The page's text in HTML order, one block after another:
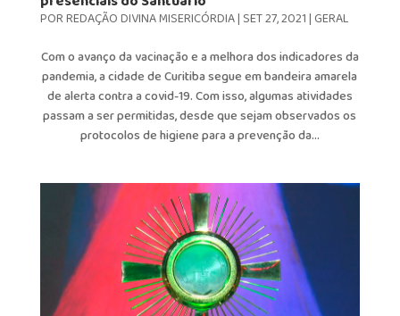
PORREDAÇÃO DIVINA MISERICÓRDIA| SET 27, 2021| GERAL
Com o avanço da vacinação e a melhora dos indicadores da
pandemia, a cidade de Curitiba segue em bandeira amarela
de alerta contra a covid-19. Com isso, algumas atividades
passam a ser permitidas, desde que sejam observados os
protocolos de higiene para a prevenção da...